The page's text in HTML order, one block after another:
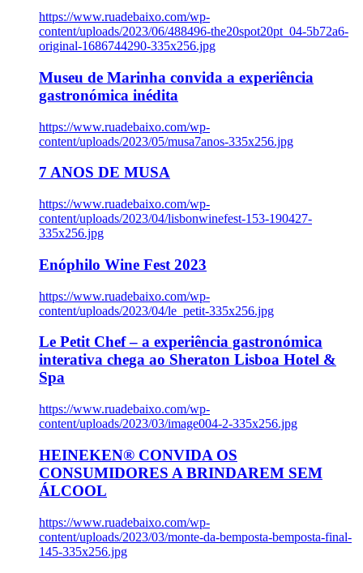
https://www.ruadebaixo.com/wp-
content/uploads/2023/06/488496-the20spot20pt_04-5b72a6-
original-1686744290-335x256.jpg
Museu de Marinha convida a experiência
gastronómica inédita
https://www.ruadebaixo.com/wp-
content/uploads/2023/05/musa7anos-335x256.jpg
7 ANOS DE MUSA
https://www.ruadebaixo.com/wp-
content/uploads/2023/04/lisbonwinefest-153-190427-
335x256.jpg
Enóphilo Wine Fest 2023
https://www.ruadebaixo.com/wp-
content/uploads/2023/04/le_petit-335x256.jpg
Le Petit Chef – a experiência gastronómica
interativa chega ao Sheraton Lisboa Hotel &
Spa
https://www.ruadebaixo.com/wp-
content/uploads/2023/03/image004-2-335x256.jpg
HEINEKEN® CONVIDA OS
CONSUMIDORES A BRINDAREM SEM
ÁLCOOL
https://www.ruadebaixo.com/wp-
content/uploads/2023/03/monte-da-bemposta-bemposta-final-
145-335x256.jpg